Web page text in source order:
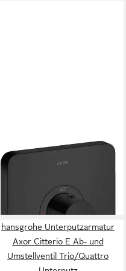
Unterputzarmatur Axor
ShowerSelect
lieferbar in 7 Wochen
hansgrohe Unterputzarmatur
Axor Citterio E Ab- und
Umstellventil Trio/Quattro